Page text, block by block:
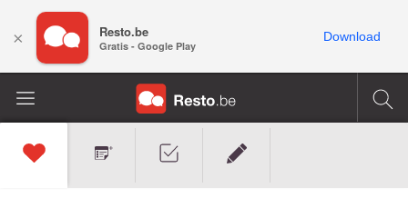
× Resto.be
Gratis - Google Play
Download